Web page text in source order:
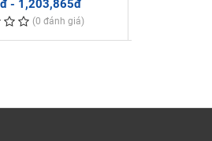
- 1,203,865đ
(0 đánh giá)